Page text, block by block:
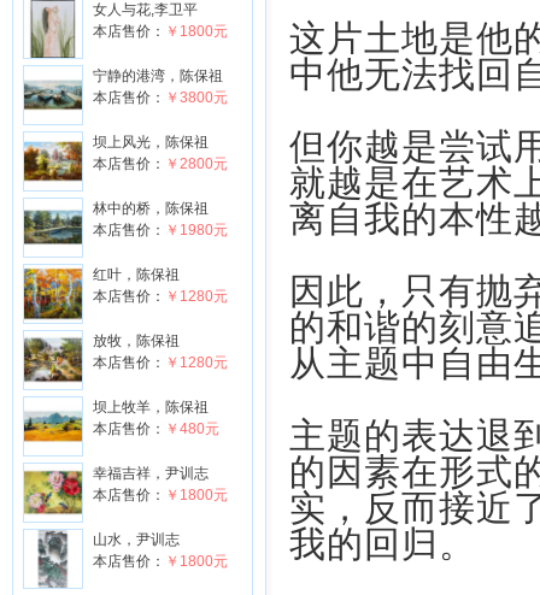
女人与花,李卫平
本店售价： ￥1800元
宁静的港湾，陈保祖
本店售价： ￥3800元
坝上风光，陈保祖
本店售价： ￥2800元
林中的桥，陈保祖
本店售价： ￥1980元
红叶，陈保祖
本店售价： ￥1280元
放牧，陈保祖
本店售价： ￥1280元
坝上牧羊，陈保祖
本店售价： ￥480元
幸福吉祥，尹训志
本店售价： ￥1800元
山水，尹训志
本店售价： ￥1800元
这片土地是他
中他无法找回
但你越是尝试
就越是在艺术
离自我的本性
因此，只有抛
的和谐的刻意
从主题中自由
主题的表达退
的因素在形式
实，反而接近
我的回归。